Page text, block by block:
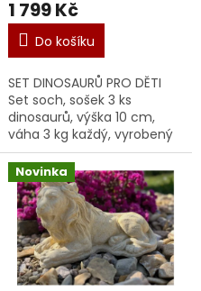
1 799 Kč
Do košíku
SET DINOSAURŮ PRO DĚTI
Set soch, sošek 3 ks
dinosaurů, výška 10 cm,
váha 3 kg každý, vyrobený
v ČR z kvalitního umělého
pískovce. Tento set soch,
sošek je skvělý jak...
Novinka